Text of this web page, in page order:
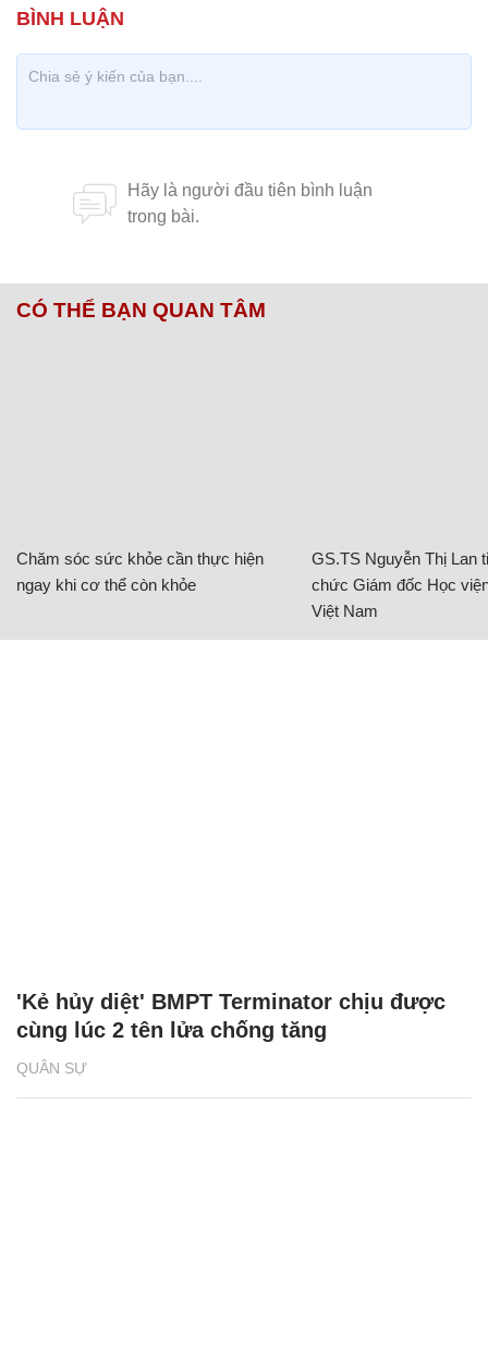
CÓ THỂ BẠN QUAN TÂM
Chăm sóc sức khỏe cần thực hiện
ngay khi cơ thể còn khỏe
GS.TS Nguyễn Thị Lan
chức Giám đốc Học
Việt Nam
QUÂN SỰ
'Kẻ hủy diệt' BMPT Terminator chịu được
cùng lúc 2 tên lửa chống tăng